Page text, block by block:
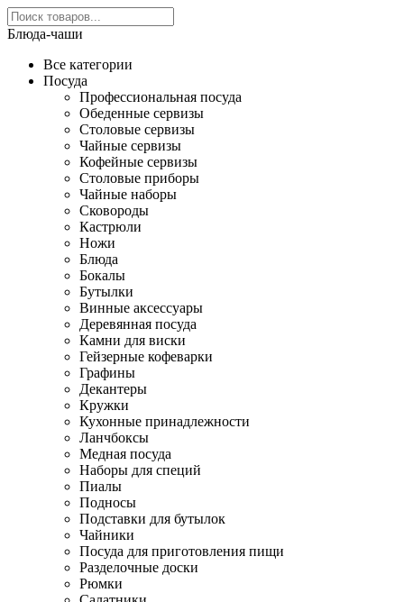
Блюда-чаши
Все категории
Посуда
Профессиональная посуда
Обеденные сервизы
Столовые сервизы
Чайные сервизы
Кофейные сервизы
Столовые приборы
Чайные наборы
Сковороды
Кастрюли
Ножи
Блюда
Бокалы
Бутылки
Винные аксессуары
Деревянная посуда
Камни для виски
Гейзерные кофеварки
Графины
Декантеры
Кружки
Кухонные принадлежности
Ланчбоксы
Медная посуда
Наборы для специй
Пиалы
Подносы
Подставки для бутылок
Чайники
Посуда для приготовления пищи
Разделочные доски
Рюмки